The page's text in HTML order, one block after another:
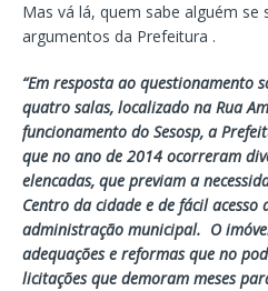
Mas vá lá, quem sabe alguém se
argumentos da Prefeitura .
“Em resposta ao questionamento
quatro salas, localizado na Rua
funcionamento do Sesosp, a
que no ano de 2014 ocorreram
elencadas, que previam a
Centro da cidade e de fácil acesso
administração municipal. O
adequações e reformas que no
licitações que demoram meses